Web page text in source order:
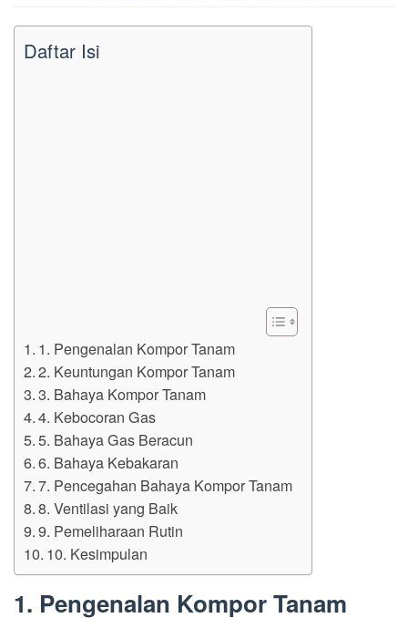
Daftar Isi
1. Pengenalan Kompor Tanam
2. Keuntungan Kompor Tanam
3. Bahaya Kompor Tanam
4. Kebocoran Gas
5. Bahaya Gas Beracun
6. Bahaya Kebakaran
7. Pencegahan Bahaya Kompor Tanam
8. Ventilasi yang Baik
9. Pemeliharaan Rutin
10. Kesimpulan
1. Pengenalan Kompor Tanam